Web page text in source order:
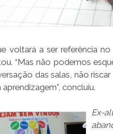
voltará a ser referência
“Mas não podemos
das salas, não
concluiu.
Ex-